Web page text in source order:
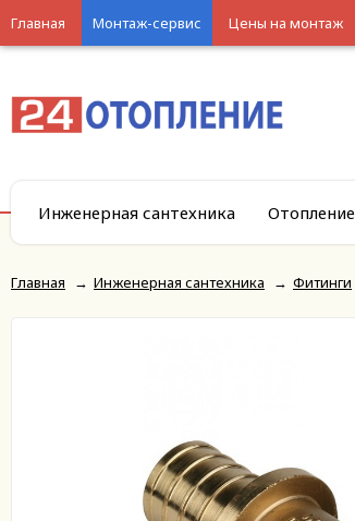
Главная Монтаж-сервис Цены на монтаж
Инженерная сантехника Отопление
Главная → Инженерная сантехника → Фитинги